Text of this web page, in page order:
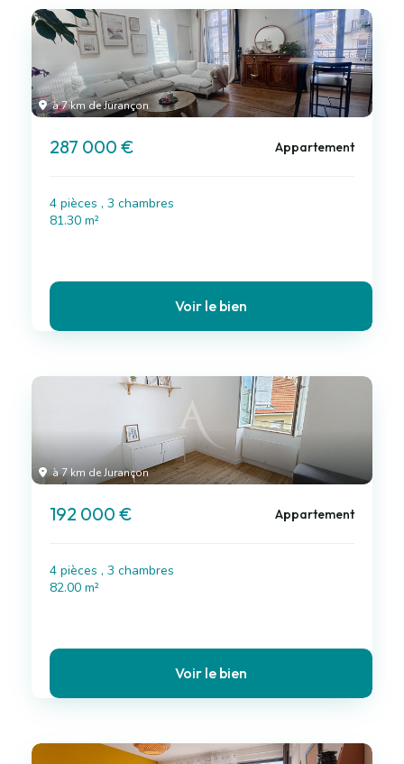
à 7 km de Jurançon
287 000 € Appartement
4 pièces , 3 chambres
81.30 m²
Voir le bien
à 7 km de Jurançon
192 000 € Appartement
4 pièces , 3 chambres
82.00 m²
Voir le bien